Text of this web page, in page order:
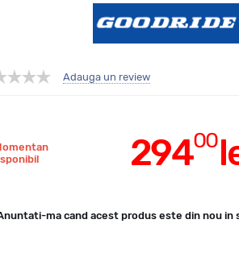
Adauga un review
29400
ma cand acest produs este din nou in